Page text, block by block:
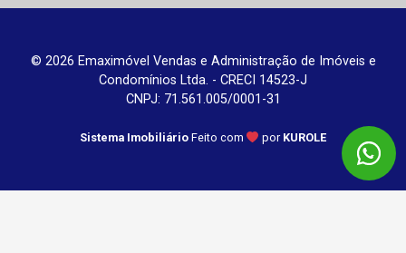
© 2026 Emaximóvel Vendas e Administração de Imóveis e
Condomínios Ltda. - CRECI 14523-J
CNPJ: 71.561.005/0001-31
Sistema Imobiliário Feito com por KUROLE